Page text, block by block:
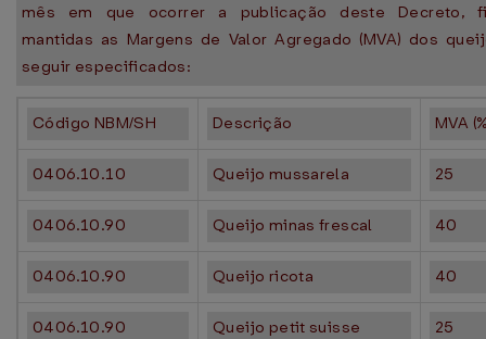
mês em que ocorrer a publicação deste Decreto,
mantidas as Margens de Valor Agregado (MVA) dos
seguir especificados:
Código NBM/SH Descrição MVA
0406.10.10 Queijo mussarela 25
0406.10.90 Queijo minas frescal 40
0406.10.90 Queijo ricota 40
0406.10.90 Queijo petit suisse 25